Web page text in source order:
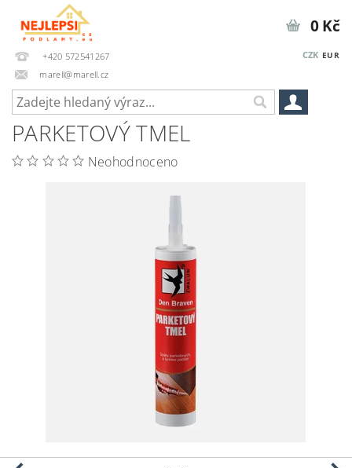
+420 572541267
marell@marell.cz
CZK EUR
0 Kč
PARKETOVÝ TMEL
Neohodnoceno